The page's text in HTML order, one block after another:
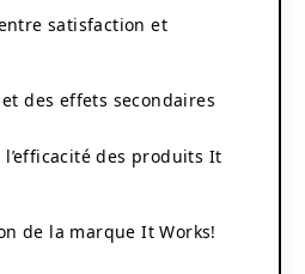
satisfaction et
des effets secondaires
l’efficacité des produits It
de la marque It Works!